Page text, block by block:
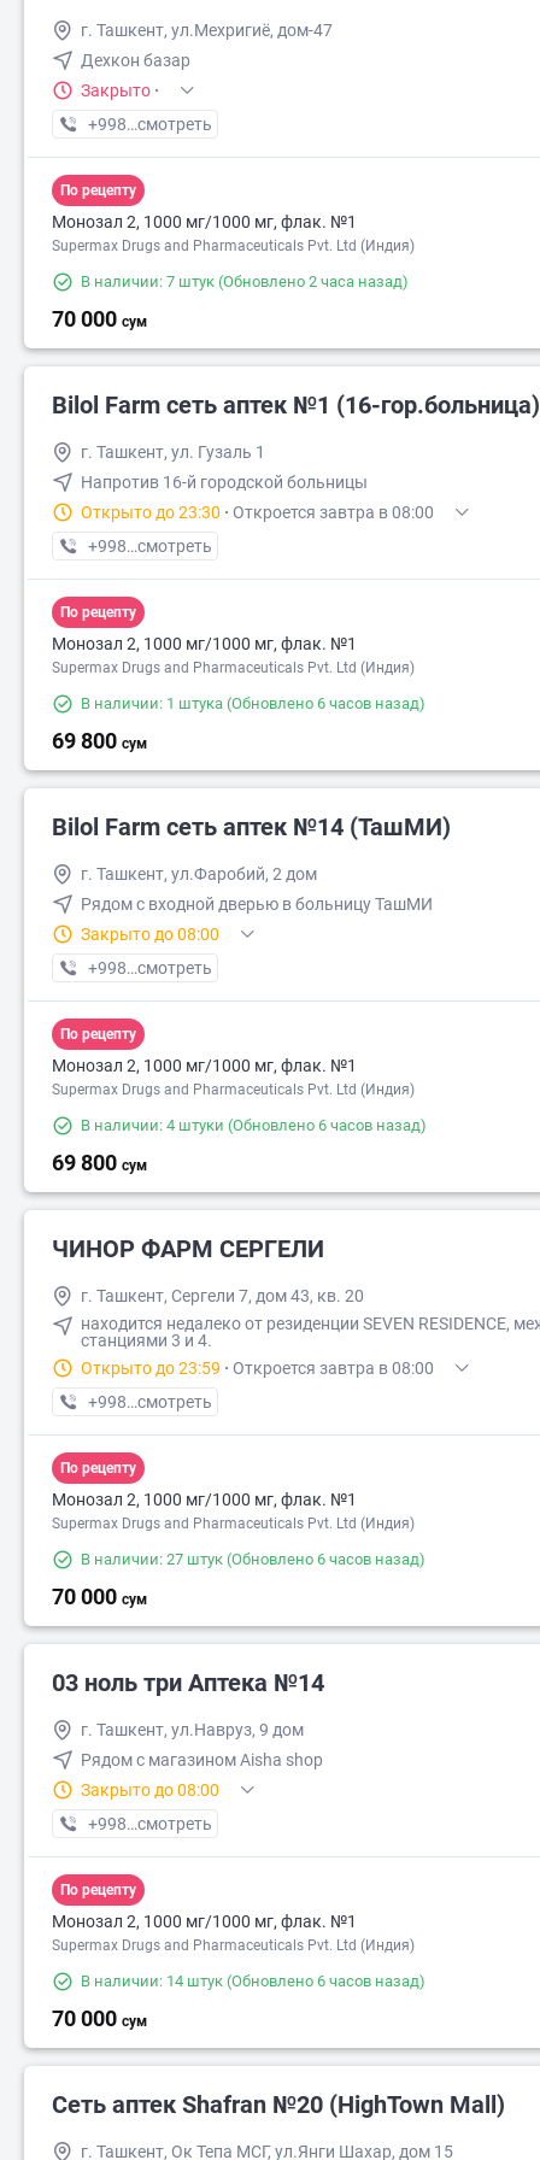
г. Ташкент, ул.Мехригиё, дом-47
Дехкон базар
Закрыто ·
+998 (71) XXX-XX-XX
смотреть
По рецепту
Монозал 2, 1000 мг/1000 мг, флак. №1
Supermax Drugs and Pharmaceuticals Pvt. Ltd (Индия)
В наличии: 7 штук (Обновлено 2 часа назад)
70 000 сум
Bilol Farm сеть аптек №1 (16-гор.больница)
г. Ташкент, ул. Гузаль 1
Напротив 16-й городской больницы
Открыто до 23:30 · Откроется завтра в 08:00
+998 (90) XXX-XX-XX
смотреть
По рецепту
Монозал 2, 1000 мг/1000 мг, флак. №1
Supermax Drugs and Pharmaceuticals Pvt. Ltd (Индия)
В наличии: 1 штука (Обновлено 6 часов назад)
69 800 сум
Bilol Farm сеть аптек №14 (ТашМИ)
г. Ташкент, ул.Фаробий, 2 дом
Рядом с входной дверью в больницу ТашМИ
Закрыто до 08:00
+998 (90) XXX-XX-XX
смотреть
По рецепту
Монозал 2, 1000 мг/1000 мг, флак. №1
Supermax Drugs and Pharmaceuticals Pvt. Ltd (Индия)
В наличии: 4 штуки (Обновлено 6 часов назад)
69 800 сум
ЧИНОР ФАРМ СЕРГЕЛИ
г. Ташкент, Сергели 7, дом 43, кв. 20
находится недалеко от резиденции SEVEN RESIDENCE,
станциями 3 и 4.
Открыто до 23:59 · Откроется завтра в 08:00
+998 (99) XXX-XX-XX
смотреть
По рецепту
Монозал 2, 1000 мг/1000 мг, флак. №1
Supermax Drugs and Pharmaceuticals Pvt. Ltd (Индия)
В наличии: 27 штук (Обновлено 6 часов назад)
70 000 сум
03 ноль три Аптека №14
г. Ташкент, ул.Навруз, 9 дом
Рядом с магазином Aisha shop
Закрыто до 08:00
+998 (77) XXX-XX-XX
смотреть
По рецепту
Монозал 2, 1000 мг/1000 мг, флак. №1
Supermax Drugs and Pharmaceuticals Pvt. Ltd (Индия)
В наличии: 14 штук (Обновлено 6 часов назад)
70 000 сум
Сеть аптек Shafran №20 (HighTown Mall)
г. Ташкент, Ок Тепа МСГ, ул.Янги Шахар, дом 15